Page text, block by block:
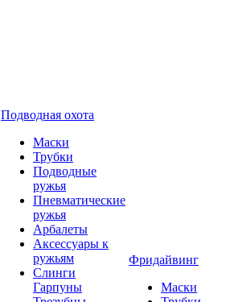
Подводная охота
Маски
Трубки
Подводные
ружья
Пневматические
ружья
Арбалеты
Аксессуары к
ружьям
Слинги
Гарпуны
Фридайвинг
Маски